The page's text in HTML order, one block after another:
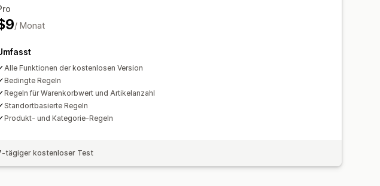
/ Monat
Alle Funktionen der kostenlosen Version
Bedingte Regeln
Regeln für Warenkorbwert und Artikelanzahl
Standortbasierte Regeln
Produkt- und Kategorie-Regeln
tägiger kostenloser Test